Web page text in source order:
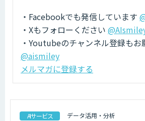
・Facebookでも発信しています
・Xもフォローください
・Youtubeのチャンネル登録もお
@aismiley
メルマガに登録する
AIサービス データ活用・分析